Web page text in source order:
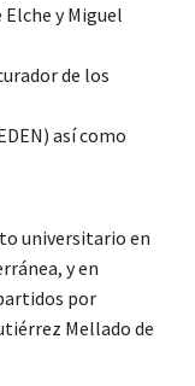
Elche y Miguel
de los
así como
universitario en
y en
por
Mellado de